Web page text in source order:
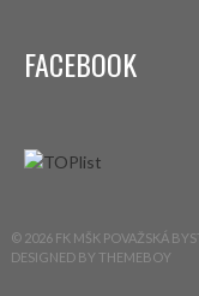
FACEBOOK
© 2026 FK MŠK POVAŽSKÁ
DESIGNED BY THEMEBOY